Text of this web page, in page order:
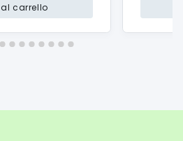
carrello